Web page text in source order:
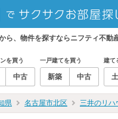
、物件を探すならニフティ不動
を買う
中古
一戸建てを買う
新築 中古
建て
県 名古屋市北区 三井のリハ